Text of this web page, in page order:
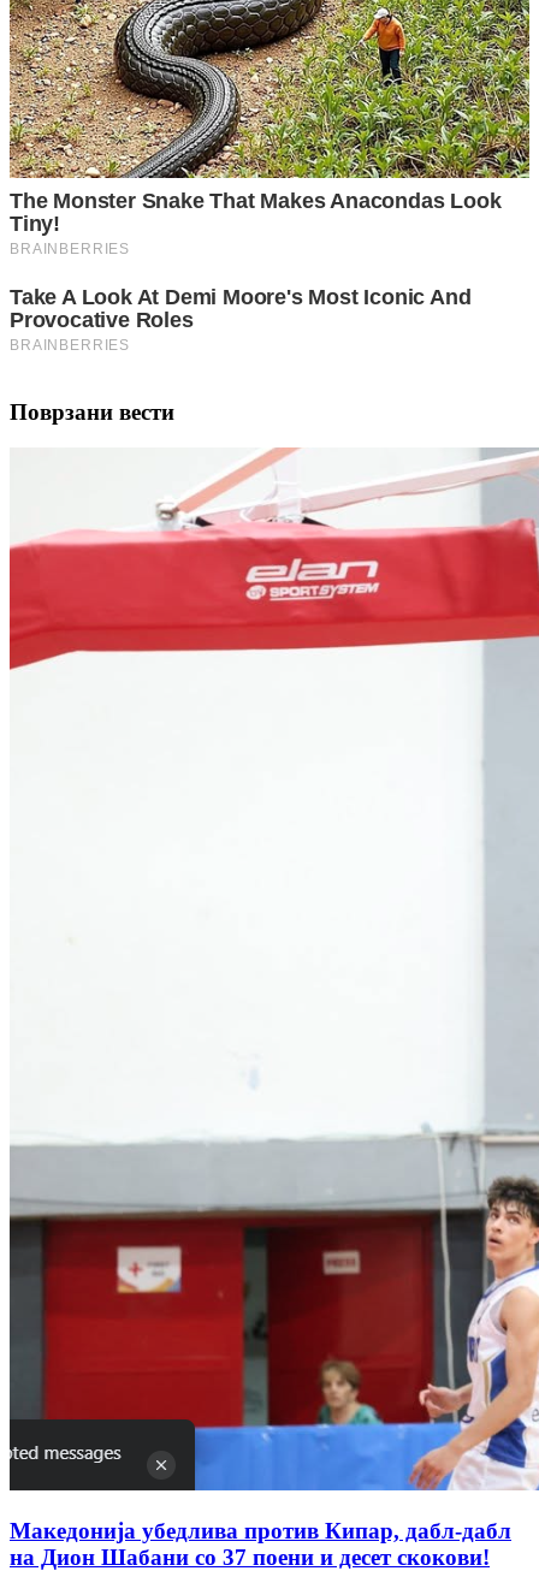
Поврзани вести
Македонија убедлива против Кипар, дабл-дабл
на Дион Шабани со 37 поени и десет скокови!